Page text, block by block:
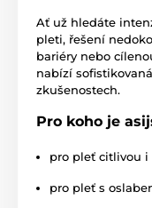
Ať už hledáte
pleti, řešení
bariéry nebo
nabízí
zkušenostech.
Pro koho je
pro pleť citlivou
pro pleť s